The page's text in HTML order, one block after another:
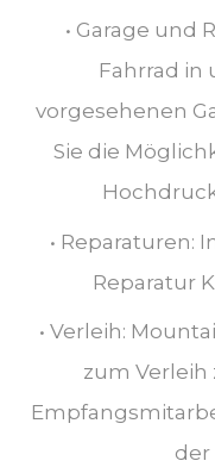
• Garage und
Fahrrad in
vorgesehenen
Sie die
• Reparaturen:
Reparatur
• Verleih:
zum Verleih
der